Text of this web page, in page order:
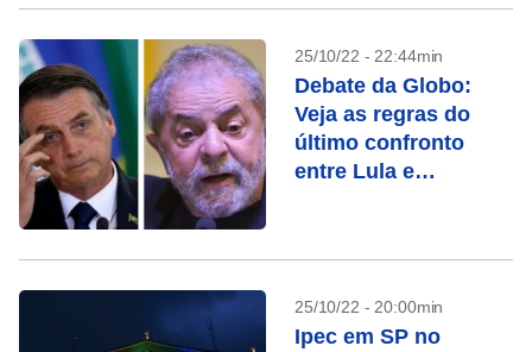
25/10/22 - 22:44min
Debate da Globo:
Veja as regras do
último confronto
entre Lula e
25/10/22 - 20:00min
Ipec em SP no